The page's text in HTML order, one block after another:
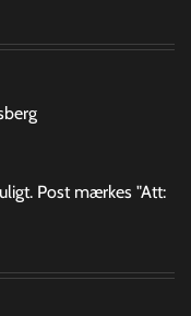
Post mærkes "Att: